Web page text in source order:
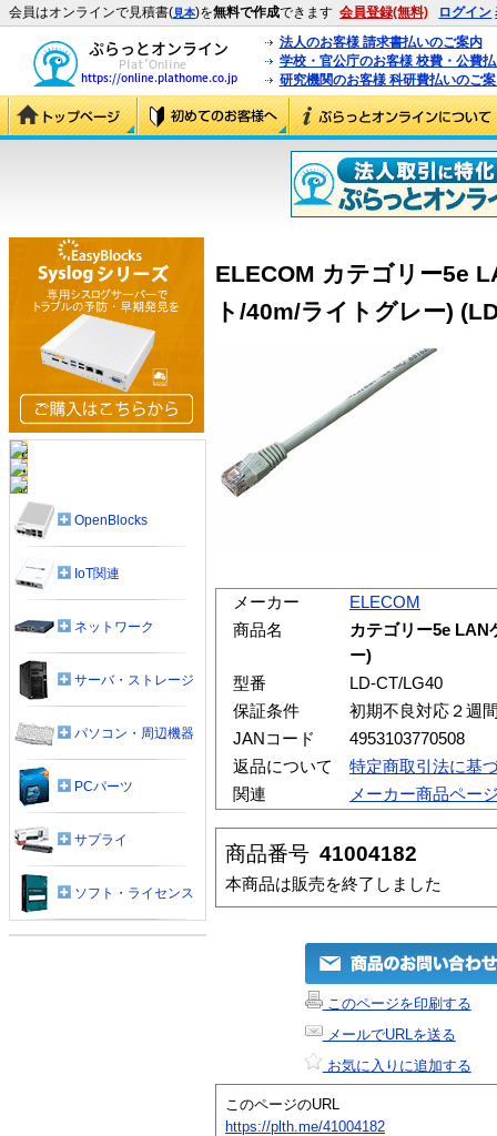
会員はオンラインで見積書(見本)を無料で作成できます 会員登録(無料) ログイン
法人のお客様 請求書払いのご案内
学校・官公庁のお客様 校費・公費
研究機関のお客様 科研費払いのご
ELECOM カテゴリー5e
ト/40m/ライトグレー)
メーカー
ELECOM
商品名
カテゴリー5e LAN
ー)
型番
LD-CT/LG40
保証条件
初期不良対応２週
JANコード
4953103770508
返品について
特定商取引法に基
関連
メーカー商品ペー
商品番号 41004182
本商品は販売を終了しました
このページを印刷する
メールでURLを送る
お気に入りに追加する
このページのURL
https://plth.me/41004182
OpenBlocks
IoT関連
ネットワーク
サーバ・ストレージ
パソコン・周辺機器
PCパーツ
サプライ
ソフト・ライセンス